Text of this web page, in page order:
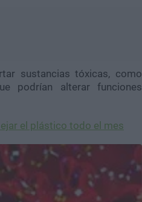
sustancias tóxicas, como
podrían alterar funciones
el plástico todo el mes